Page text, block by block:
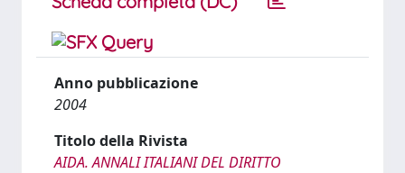
Anno pubblicazione
2004
Titolo della Rivista
AIDA. ANNALI ITALIANI DEL DIRITTO